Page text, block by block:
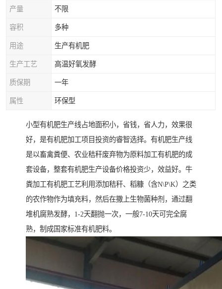
产量 不限
容积 多种
用途 生产有机肥
生产工艺 高温好氧发酵
质保期 一年
属性 环保型
小型有机肥生产线占地面积小，省钱，省人力，效果很
好，是有机肥加工项目投资的睿智选择。有机肥生产线
是以畜禽粪便、农业秸秆废弃物为原料加工有机肥的成
套设备，整套有机肥生产设备价格投资少，效益好。牛
粪加工有机肥工艺利用添加秸秆、稻糠（含N\P\K）之类
的农作物作为填充料，然后在撒上生物菌种剂，通过翻
堆机腐熟发酵，1-2天翻抛一次，一般7-10天可完全腐
熟，制成国家标准有机肥料。